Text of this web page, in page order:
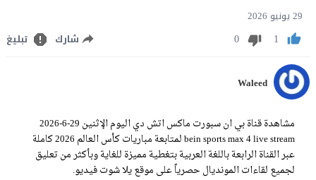
29 يونيو 2026
1
0 شارك تبليغ
Waleed
مشاهدة قناة بي ان سبورت ماكس اتش دي اليوم الإثنين 29-6-2026
bein sports max 4 live stream لمتابعة مباريات كأس العالم 2026 كاملة
عبر القناة الرابعة باللغة العربية بتغطية مميزة للغاية وبأكثر من تعليق
لجميع لقاءات المونديال حصرياً على موقع يلا شوت فيديو.